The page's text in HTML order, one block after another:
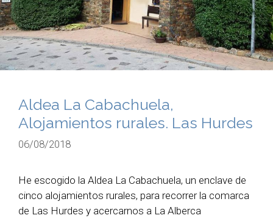
Aldea La Cabachuela,
Alojamientos rurales. Las Hurdes
06/08/2018
He escogido la Aldea La Cabachuela, un enclave de
cinco alojamientos rurales, para recorrer la comarca
de Las Hurdes y acercarnos a La Alberca